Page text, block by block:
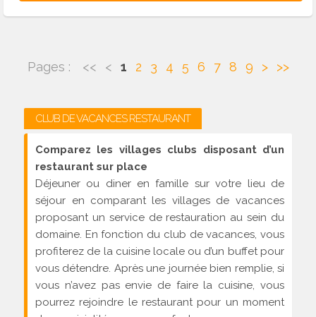
Pages : << < 1 2 3 4 5 6 7 8 9 > >>
CLUB DE VACANCES RESTAURANT
Comparez les villages clubs disposant d’un
restaurant sur place
Déjeuner ou diner en famille sur votre lieu de
séjour en comparant les villages de vacances
proposant un service de restauration au sein du
domaine. En fonction du club de vacances, vous
profiterez de la cuisine locale ou d’un buffet pour
vous détendre. Après une journée bien remplie, si
vous n’avez pas envie de faire la cuisine, vous
pourrez rejoindre le restaurant pour un moment